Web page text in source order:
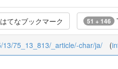
はてなブックマーク 51 + 146
75_13_813/_article/-char/ja/ (